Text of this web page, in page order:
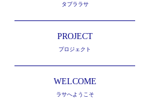
タブララサ
PROJECT
プロジェクト
WELCOME
ラサへようこそ